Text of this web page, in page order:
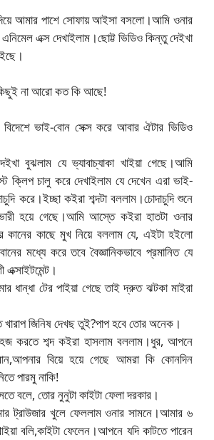
আমার পাশে সোফায় আইসা বসলো।আমি ওনার
এক্স দেখাইলাম।ছোট্ট ভিডিও কিন্তু দেইখা
না আরো কত কি আছে!
ভাই-বোন সেক্স করে আবার ঐটার ভিডিও
বুঝলাম যে ভ্যাবাচ্যাকা খাইয়া গেছে।আমি
ক্লিপ চালু করে দেখাইলাম যে দেখেন এরা ভাই-
করে।ইচ্ছা কইরা শব্দটা বললাম।চোদাচুদি শুনে
হয়ে গেছে।আমি আস্তে কইরা হাতটা ওনার
কানের কাছে মুখ নিয়ে বললাম যে, এইটা হইলো
মধ্যে করে তবে বৈজ্ঞানিকভাবে প্রমানিত যে
এক্সাইটমেন্ট।
ধান্ধা টের পাইয়া গেছে তাই দ্রুত ঝটকা মাইরা
খারাপ জিনিষ দেখছ তুই?পাপ হবে তোর অনেক।
করতে শব্দ কইরা হাসলাম বললাম।ধুর, আপনে
বিয়ে হয়ে গেছে আমরা কি কোনদিন
পারমু নাকি!
বলে, তোর নুনুটা কাইটা ফেলা দরকার।
ট্রাউজার খুলে ফেললাম ওনার সামনে।আমার ৬
বলি,কাইটা ফেলেন।আপনে যদি কাটতে পারেন